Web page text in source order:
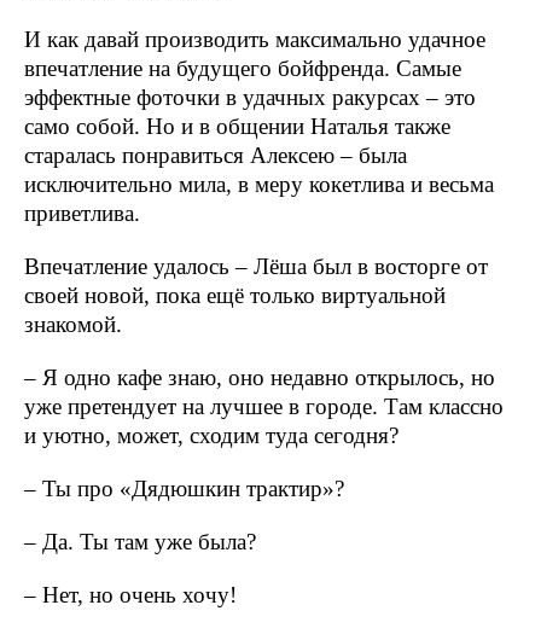
И как давай производить максимально удачное
впечатление на будущего бойфренда. Самые
эффектные фоточки в удачных ракурсах – это
само собой. Но и в общении Наталья также
старалась понравиться Алексею – была
исключительно мила, в меру кокетлива и весьма
приветлива.
Впечатление удалось – Лёша был в восторге от
своей новой, пока ещё только виртуальной
знакомой.
– Я одно кафе знаю, оно недавно открылось, но
уже претендует на лучшее в городе. Там классно
и уютно, может, сходим туда сегодня?
– Ты про «Дядюшкин трактир»?
– Да. Ты там уже была?
– Нет, но очень хочу!